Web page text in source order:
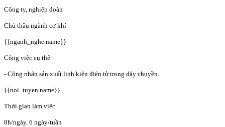
Công ty, nghiệp đoàn
Chủ thầu ngành cơ khí
{{nganh_nghe.name}}
Công việc cụ thể
- Công nhân sản xuất linh kiện điện tử trong dây chuyền.
{{noi_tuyen.name}}
Thời gian làm việc
8h/ngày, 6 ngày/tuần